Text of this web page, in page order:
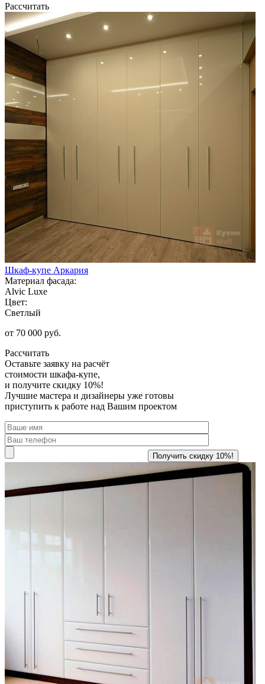
Рассчитать
Шкаф-купе Аркария
Материал фасада:
Alvic Luxe
Цвет:
Светлый
от 70 000 руб.
Рассчитать
Оставьте заявку на расчёт
стоимости шкафа-купе,
и получите скидку 10%!
Лучшие мастера и дизайнеры уже готовы
приступить к работе над Вашим проектом